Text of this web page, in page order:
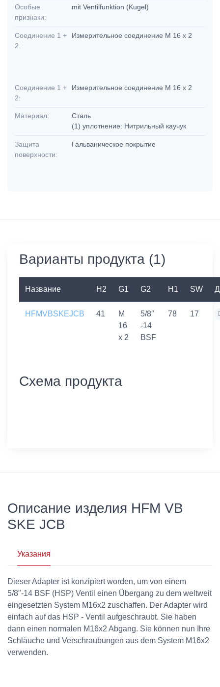
Особые
признаки:
mit Ventilfunktion (Kugel)
Соединение 1 +
2:
Измерительное соединение M 16 x 2
Соединение 1 +
2:
Измерительное соединение M 16 x 2
Материал:
Сталь
(1) уплотнение: Нитрильный каучук
Защита
поверхности:
Гальваническое покрытие
Варианты продукта (1)
Название H2 G1 G2 H1 SW
HFMVBSKEJCB 41
M
16
x 2
5/8″
-14
BSF
78 17
Схема продукта
Описание изделия HFM VB
SKE JCB
Указания
Dieser Adapter ist konzipiert worden, um von einem
5/8"-14 BSF (HSP) Ventil einen Übergang zu dem weltweit
eingesetzten System M16x2 zuschaffen. Der Adapter wird
einfach auf das HSP - Ventil aufgeschraubt. Sie haben
dann einen normalen M16x2 Abgang. Sie können nun Ihre
Schläuche und Verschraubungen aus dem System M16x2
verwenden.